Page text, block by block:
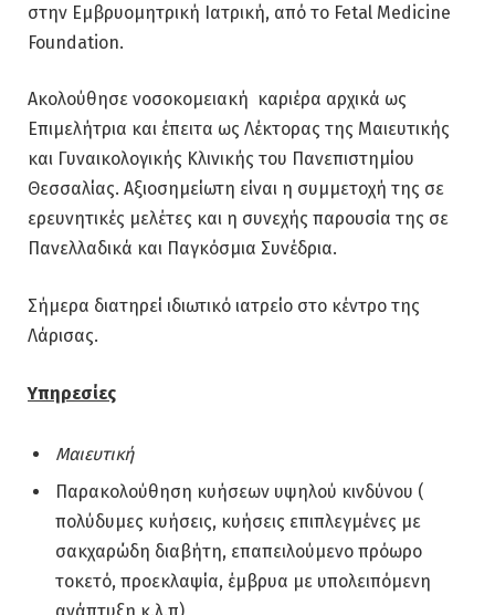
στην Εμβρυομητρική Ιατρική, από το Fetal Medicine
Foundation.
Ακολούθησε νοσοκομειακή καριέρα αρχικά ως
Επιμελήτρια και έπειτα ως Λέκτορας της Μαιευτικής
και Γυναικολογικής Κλινικής του Πανεπιστημίου
Θεσσαλίας. Αξιοσημείωτη είναι η συμμετοχή της σε
ερευνητικές μελέτες και η συνεχής παρουσία της σε
Πανελλαδικά και Παγκόσμια Συνέδρια.
Σήμερα διατηρεί ιδιωτικό ιατρείο στο κέντρο της
Λάρισας.
Υπηρεσίες
Μαιευτική
Παρακολούθηση κυήσεων υψηλού κινδύνου (
πολύδυμες κυήσεις, κυήσεις επιπλεγμένες με
σακχαρώδη διαβήτη, επαπειλούμενο πρόωρο
τοκετό, προεκλαψία, έμβρυα με υπολειπόμενη